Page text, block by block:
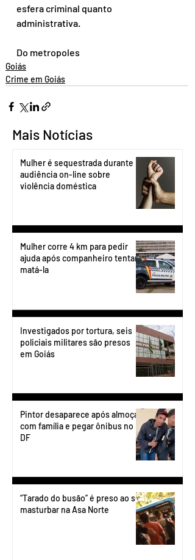
esfera criminal quanto
administrativa.
Do metropoles
Goiás
Crime em Goiás
Mais Notícias
Mulher é sequestrada durante
audiência on-line sobre
violência doméstica
Mulher corre 4 km para pedir
ajuda após companheiro tentar
matá-la
Investigados por tortura, seis
policiais militares são presos
em Goiás
Pintor desaparece após almoçar
com família e pegar ônibus no
DF
“Tarado do busão” é preso ao se
masturbar na Asa Norte